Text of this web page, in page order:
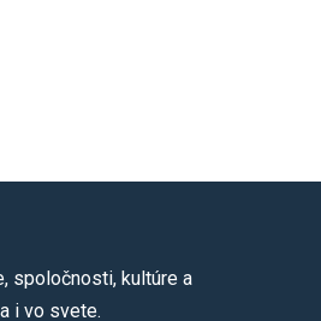
spoločnosti, kultúre a
i vo svete.